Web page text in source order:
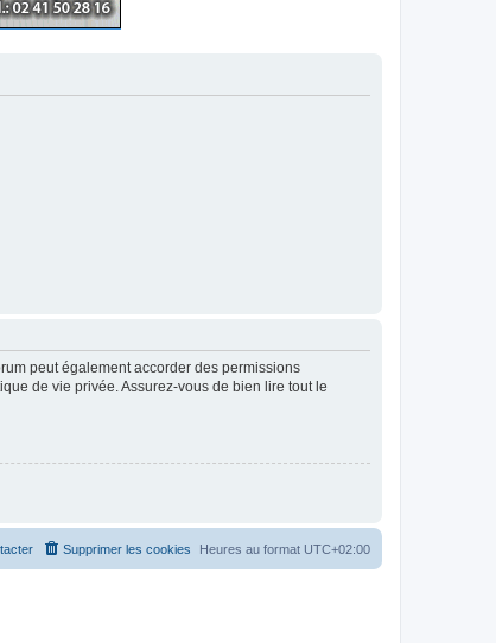
peut également accorder des permissions
de vie privée. Assurez-vous de bien lire tout le
Heures au format UTC+02:00
Supprimer les cookies